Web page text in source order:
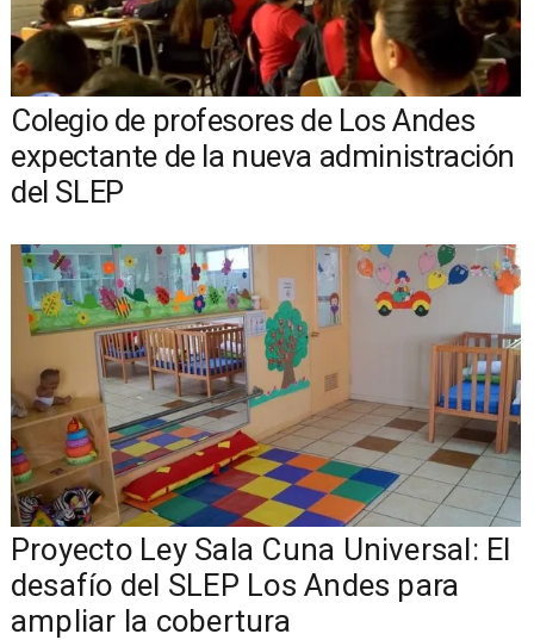
Colegio de profesores de Los Andes
expectante de la nueva administración
del SLEP
Proyecto Ley Sala Cuna Universal: El
desafío del SLEP Los Andes para
ampliar la cobertura